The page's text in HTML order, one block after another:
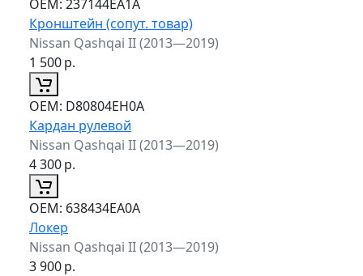
ОЕМ: 237144EA1A
Кронштейн (сопут. товар)
Nissan Qashqai II (2013—2019)
1 500р.
ОЕМ: D80804EH0A
Кардан рулевой
Nissan Qashqai II (2013—2019)
4 300р.
ОЕМ: 638434EA0A
Локер
Nissan Qashqai II (2013—2019)
3 900р.